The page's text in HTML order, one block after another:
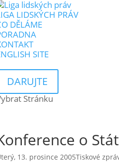
LIDSKÝCH PRÁV
DĚLÁME
SITE
DARUJTE
Stránku
o
13. prosince 2005Tiskové